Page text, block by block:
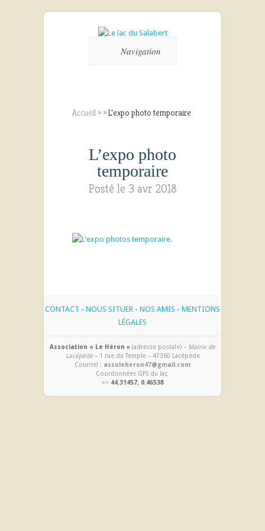
Navigation
Accueil » »L’expo photo temporaire
L’expo photo
temporaire
Posté le 3 avr 2018
CONTACT - NOUS SITUER - NOS AMIS - MENTIONS
LÉGALES
Association « Le Héron » (adresse postale) – Mairie de
Lacépède– 1 rue du Temple – 47360 Lacépède
Courriel : assoleheron47@gmail.com
Coordonnées GPS du lac
=> 44.31457, 0.46538